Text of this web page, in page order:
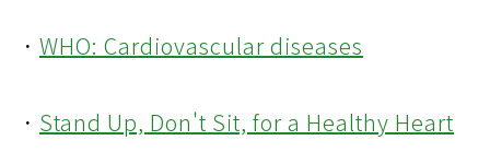
． WHO: Cardiovascular diseases
． Stand Up, Don't Sit, for a Healthy Heart